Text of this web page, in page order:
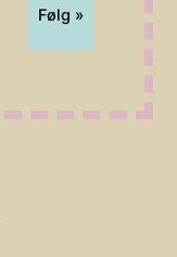
Følg »